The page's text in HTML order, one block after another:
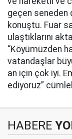
geçen seneden
konuştu. Fuar
ulaştıklarını
“Köyümüzden
vatandaşlar
an için çok iyi.
ediyoruz”
HABERE